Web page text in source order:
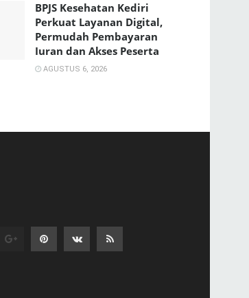
BPJS Kesehatan Kediri
Perkuat Layanan Digital,
Permudah Pembayaran
Iuran dan Akses Peserta
AGUSTUS 6, 2026